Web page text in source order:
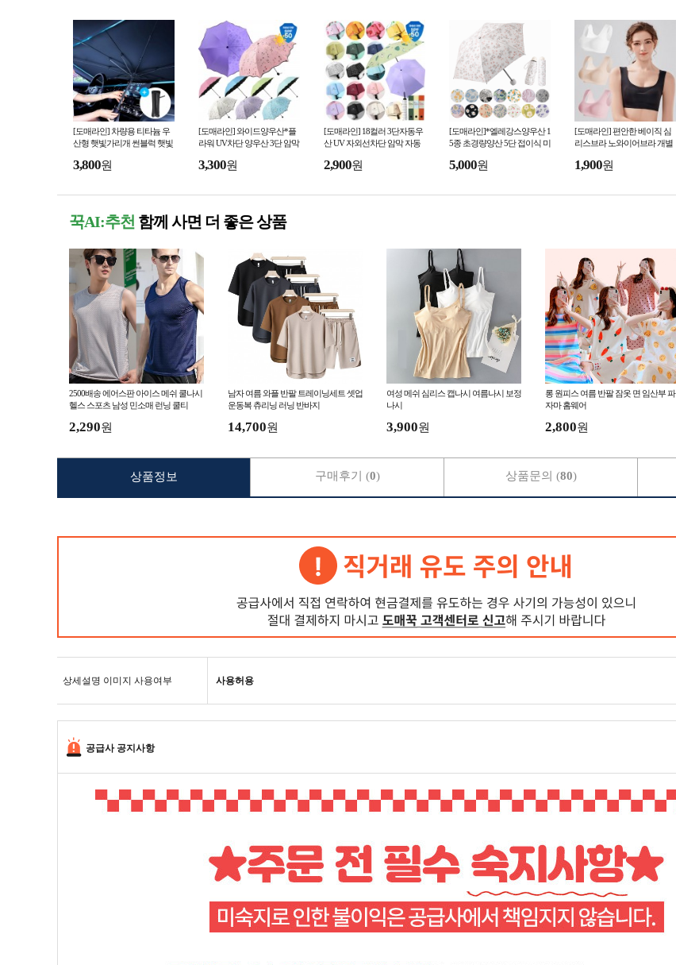
[도매라인] 차량용 티타늄 우
산형 햇빛가리개 썬블럭 햇빛
차 쿨링용품
3,800원
[도매라인] 와이드양우산*플
라워 UV차단 양우산 3단 암막
늬양산
3,300원
[도매라인] 18컬러 3단자동우
산 UV 자외선차단 암막 자동
식우산 선물박스
2,900원
[도매라인]*엘레강스양우산 1
5종 초경량양산 5단 접이식 미
자외선차단 UV차단
5,000원
[도매라인] 편안한 베이직 심
리스브라 노와이어브라 개별
웨어 여성속옷
1,900원
꾹AI:추천 함께 사면 더 좋은 상품
2500배송 에어스판 아이스 메쉬 쿨나시
헬스 스포츠 남성 민소매 런닝 쿨티
2,290원
남자 여름 와플 반팔 트레이닝세트 셋업
운동복 츄리닝 러닝 반바지
14,700원
여성 메쉬 심리스 캡나시 여름나시 보정
나시
3,900원
롱 원피스 여름 반팔 잠옷 면 임산부 파
자마 홈웨어
2,800원
상세설명 이미지 사용여부 사용허용
공급사 공지사항
상품정보 구매후기 (0) 상품문의 (80)